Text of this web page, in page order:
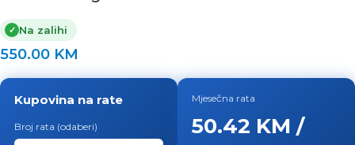
✓ Na zalihi
550.00 KM
Kupovina na rate
Broj rata (odaberi)
Mjesečna rata
50.42 KM /